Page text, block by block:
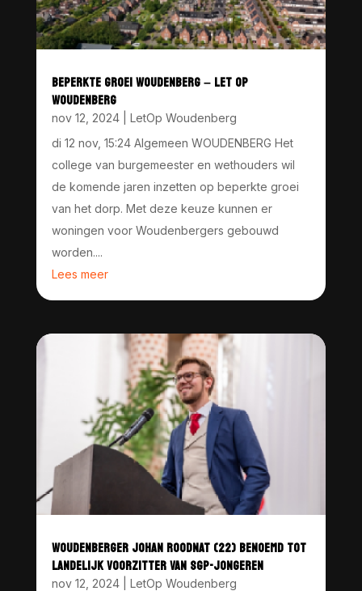
BEPERKTE GROEI WOUDENBERG – LET OP
WOUDENBERG
nov 12, 2024| LetOp Woudenberg
di 12 nov, 15:24 Algemeen WOUDENBERG Het
college van burgemeester en wethouders wil
de komende jaren inzetten op beperkte groei
van het dorp. Met deze keuze kunnen er
woningen voor Woudenbergers gebouwd
worden....
Lees meer
WOUDENBERGER JOHAN ROODNAT (22) BENOEMD TOT
LANDELIJK VOORZITTER VAN SGP-JONGEREN
nov 12, 2024| LetOp Woudenberg